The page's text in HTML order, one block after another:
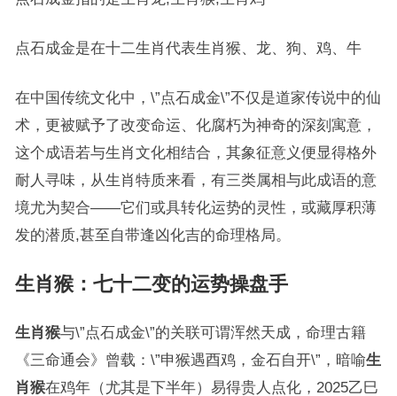
点石成金是在十二生肖代表生肖猴、龙、狗、鸡、牛
在中国传统文化中，\”点石成金\”不仅是道家传说中的仙
术，更被赋予了改变命运、化腐朽为神奇的深刻寓意，
这个成语若与生肖文化相结合，其象征意义便显得格外
耐人寻味，从生肖特质来看，有三类属相与此成语的意
境尤为契合——它们或具转化运势的灵性，或藏厚积薄
发的潜质,甚至自带逢凶化吉的命理格局。
生肖猴：七十二变的运势操盘手
生肖猴与\”点石成金\”的关联可谓浑然天成，命理古籍
《三命通会》曾载：\”申猴遇酉鸡，金石自开\”，暗喻生
肖猴在鸡年（尤其是下半年）易得贵人点化，2025乙巳